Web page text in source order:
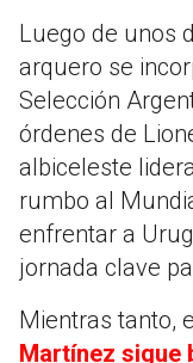
Luego de unos
arquero se
Selección
órdenes de
albiceleste
rumbo al
enfrentar a
jornada clave
Mientras tanto,
Martínez sigue